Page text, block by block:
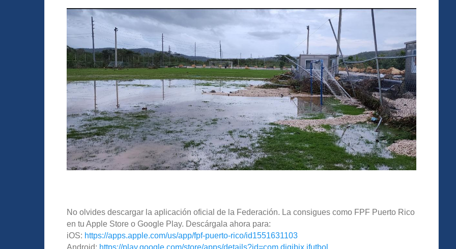
No olvides descargar la aplicación oficial de la Federación. La consigues como FPF Puerto Rico
en tu Apple Store o Google Play. Descárgala ahora para:
iOS: https://apps.apple.com/us/app/fpf-puerto-rico/id1551631103
Android: https://play.google.com/store/apps/details?id=com.digibix.ifutbol